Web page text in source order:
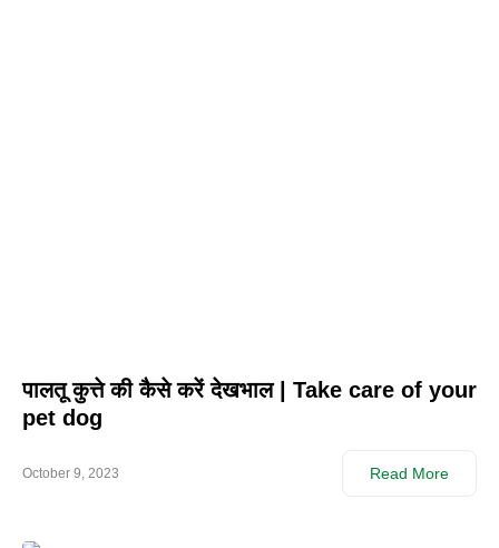
पालतू कुत्ते की कैसे करें देखभाल | Take care of your
pet dog
October 9, 2023 Read More